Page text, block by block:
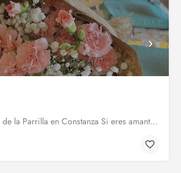
Odalis Grill: El Arte de la Parrilla en Constanza Si eres amante de la buena carne y la auténtica comida a…